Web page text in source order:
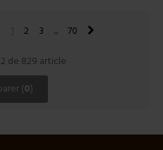
1 2 3 ...
70
de 829 article
(0)